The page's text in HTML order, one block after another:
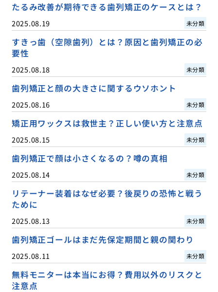
たるみ改善が期待できる歯列矯正のケースとは？
2025.08.19 未分類
すきっ歯（空隙歯列）とは？原因と歯列矯正の必
要性
2025.08.18 未分類
歯列矯正と顔の大きさに関するウソホント
2025.08.16 未分類
矯正用ワックスは救世主？正しい使い方と注意点
2025.08.15 未分類
歯列矯正で顔は小さくなるの？噂の真相
2025.08.14 未分類
リテーナー装着はなぜ必要？後戻りの恐怖と戦う
ために
2025.08.13 未分類
歯列矯正ゴールはまだ先保定期間と親の関わり
2025.08.11 未分類
無料モニターは本当にお得？費用以外のリスクと
注意点